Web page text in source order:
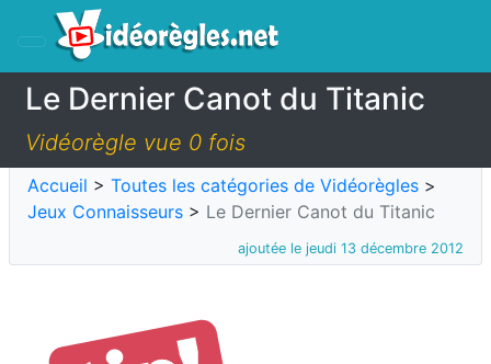
Le Dernier Canot du Titanic
Vidéorègle vue 0 fois
Accueil > Toutes les catégories de Vidéorègles >
Jeux Connaisseurs > Le Dernier Canot du Titanic
ajoutée le jeudi 13 décembre 2012